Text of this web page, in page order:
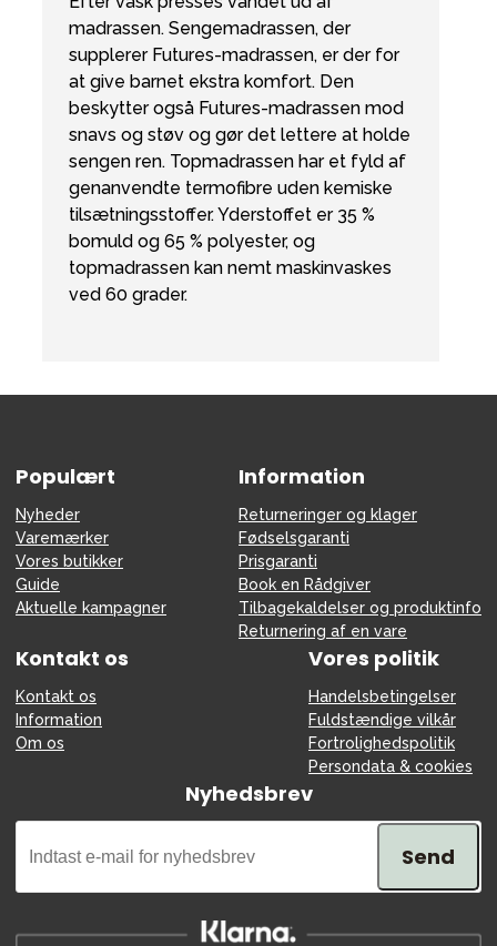
madrassen. Sengemadrassen, der
supplerer Futures-madrassen, er der for
at give barnet ekstra komfort. Den
beskytter også Futures-madrassen mod
snavs og støv og gør det lettere at holde
sengen ren. Topmadrassen har et fyld af
genanvendte termofibre uden kemiske
tilsætningsstoffer. Yderstoffet er 35 %
bomuld og 65 % polyester, og
topmadrassen kan nemt maskinvaskes
ved 60 grader.
Populært
Nyheder
Varemærker
Vores butikker
Guide
Aktuelle kampagner
Information
Returneringer og klager
Fødselsgaranti
Prisgaranti
Book en Rådgiver
Tilbagekaldelser og produktinfo
Returnering af en vare
Kontakt os
Kontakt os
Information
Om os
Vores politik
Handelsbetingelser
Fuldstændige vilkår
Fortrolighedspolitik
Persondata & cookies
Nyhedsbrev
Send